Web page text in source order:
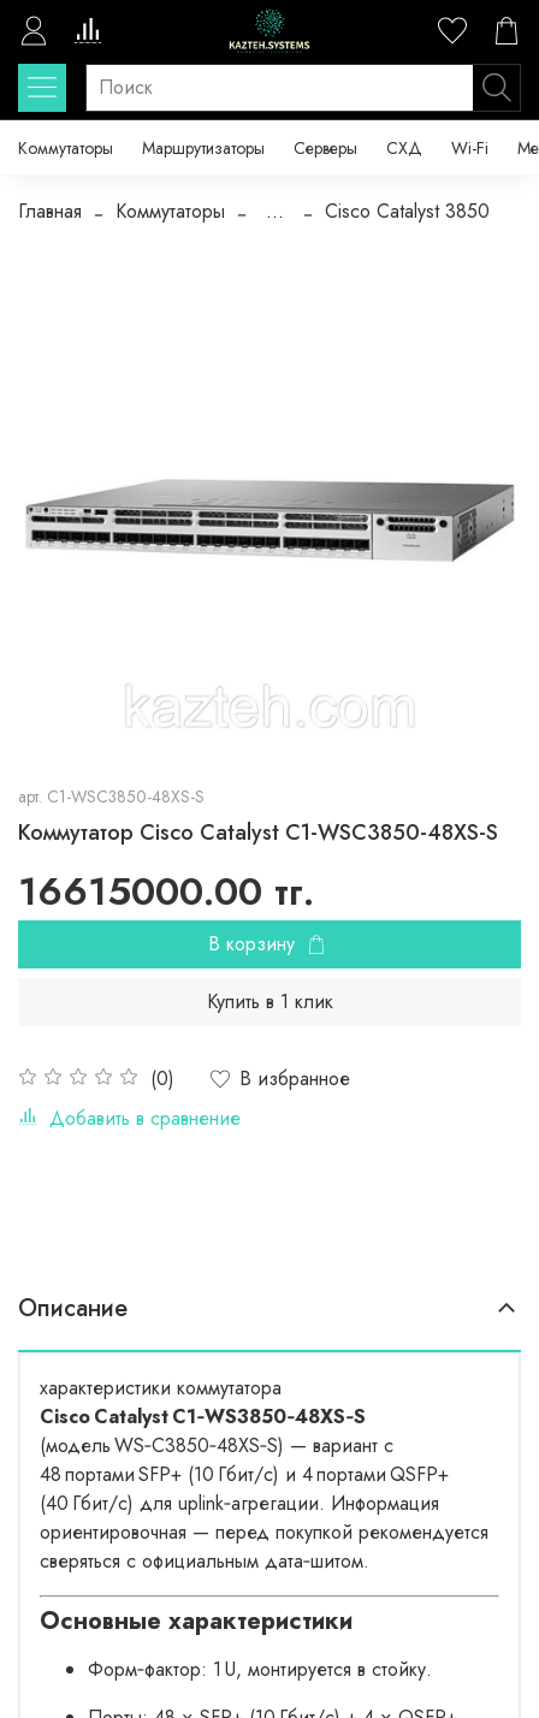
Коммутаторы Маршрутизаторы Серверы СХД Wi-Fi
Главная Коммутаторы ... Cisco Catalyst 3850
арт. C1-WSC3850-48XS-S
Коммутатор Cisco Catalyst C1-WSC3850-48XS-S
(0)
В избранное
Добавить в сравнение
16615000.00 тг.
В корзину
Купить в 1 клик
Описание
характеристики коммутатора
Cisco Catalyst C1‑WS3850‑48XS‑S
(модель WS‑C3850‑48XS‑S) — вариант с
48 портами SFP+ (10 Гбит/с) и 4 портами QSFP+
(40 Гбит/с) для uplink‑агрегации. Информация
ориентировочная — перед покупкой рекомендуется
сверяться с официальным дата‑шитом.
Основные характеристики
Форм‑фактор: 1 U, монтируется в стойку.